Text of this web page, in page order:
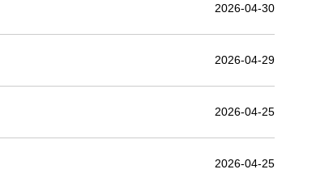
2026-04-30
2026-04-29
2026-04-25
2026-04-25